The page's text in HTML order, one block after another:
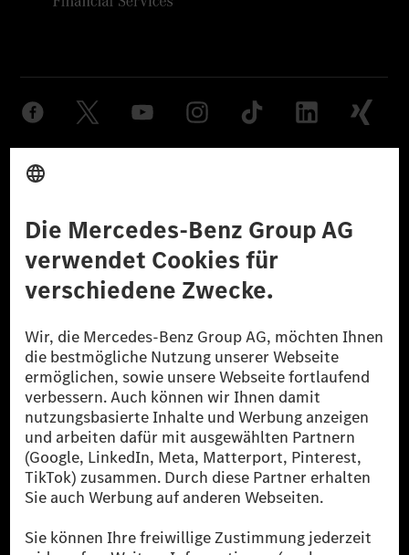
© 2026 Mercedes-Benz Group AG. Alle Rechte vorbehalten.
reduzierte CO₂-Emissionen bei der Mercedes-Benz Group durch
zertifizierte Ausgleichsprojekte kompensiert werden.
[2] Renewable Charging ist ein integraler Bestandteil von MB.CHARGE
Public in Europa, den USA, Kanada und China. Sofern an der jeweiligen
Ladestation noch kein Strom aus erneuerbaren Energien vorliegt,
verwendet Renewable Charging Grünstromzertifikate*. Diese stellen
sicher, dass für Ladevorgänge über MB.CHARGE Public eine äquivalente
Strommenge aus erneuerbaren Energien ins Stromnetz eingespeist wird.
Sie stammen ausschließlich aus Wind- und Solarkraftanlagen, die jünger
als sechs Jahre sind.
* Inkl. EKOenergy Ökolabel
* Die angegebenen Werte wurden nach dem vorgeschriebenen
Messverfahren WLTP (Worldwide harmonised Light vehicles Test